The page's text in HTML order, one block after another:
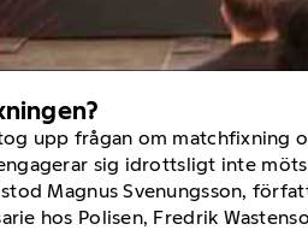
upp frågan om matchfixning
sig idrottsligt inte
Magnus Svenungsson,
hos Polisen, Fredrik